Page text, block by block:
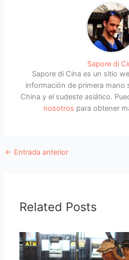
Sapore di
Sapore di Cina es un sitio
información de primera mano
China y el sudeste asiático.
nosotros para obtener
← Entrada anterior
Related Posts